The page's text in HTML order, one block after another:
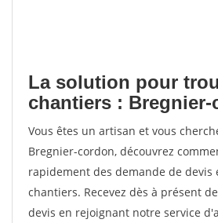
La solution pour
chantiers : Bregnier-
Vous êtes un artisan et vous
Bregnier-cordon, découvrez
rapidement des demande de devis
chantiers. Recevez dès à présent
devis en rejoignant notre service